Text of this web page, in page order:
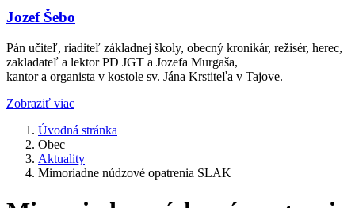
Jozef Šebo
Pán učiteľ, riaditeľ základnej školy, obecný kronikár, režisér, herec,
zakladateľ a lektor PD JGT a Jozefa Murgaša,
kantor a organista v kostole sv. Jána Krstiteľa v Tajove.
Zobraziť viac
Úvodná stránka
Obec
Aktuality
Mimoriadne núdzové opatrenia SLAK